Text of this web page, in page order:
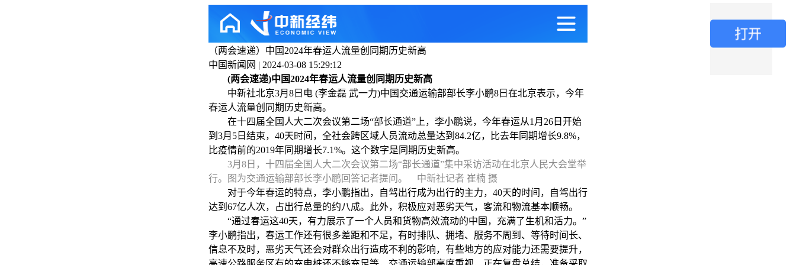
（两会速递）中国2024年春运人流量创同期历史新高
中国新闻网 | 2024-03-08 15:29:12
(两会速递)中国2024年春运人流量创同期历史新高
中新社北京3月8日电 (李金磊 武一力)中国交通运输部部长李小鹏8日在北京表示，今年
春运人流量创同期历史新高。
在十四届全国人大二次会议第二场“部长通道”上，李小鹏说，今年春运从1月26日开始
到3月5日结束，40天时间，全社会跨区域人员流动总量达到84.2亿，比去年同期增长9.8%，
比疫情前的2019年同期增长7.1%。这个数字是同期历史新高。
3月8日，十四届全国人大二次会议第二场“部长通道”集中采访活动在北京人民大会堂举
行。图为交通运输部部长李小鹏回答记者提问。 中新社记者 崔楠 摄
对于今年春运的特点，李小鹏指出，自驾出行成为出行的主力，40天的时间，自驾出行
达到67亿人次，占出行总量的约八成。此外，积极应对恶劣天气，客流和物流基本顺畅。
“通过春运这40天，有力展示了一个人员和货物高效流动的中国，充满了生机和活力。”
李小鹏指出，春运工作还有很多差距和不足，有时排队、拥堵、服务不周到、等待时间长、
信息不及时，恶劣天气还会对群众出行造成不利的影响，有些地方的应对能力还需要提升，